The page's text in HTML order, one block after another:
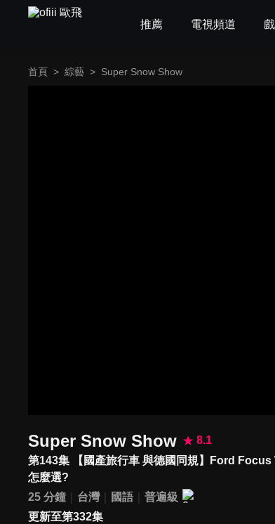
推薦 電視頻道
首頁 > 綜藝 > Super Snow Show
Super Snow Show
8.1
第143集 【國產旅行車 與德國同規】Ford
怎麼選?
25 分鐘
台灣 國語
普遍級
更新至第332集